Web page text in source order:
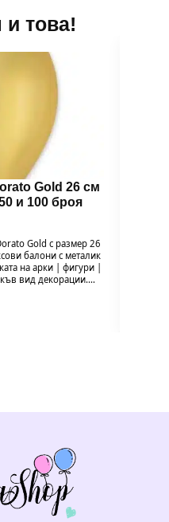
това!
Gold 26 см
и 100 броя
Gold с размер 26
балони с металик
на арки | фигури |
вид декорации.…